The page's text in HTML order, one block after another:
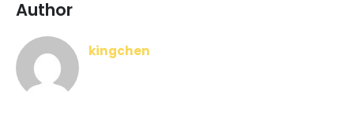
Author
kingchen